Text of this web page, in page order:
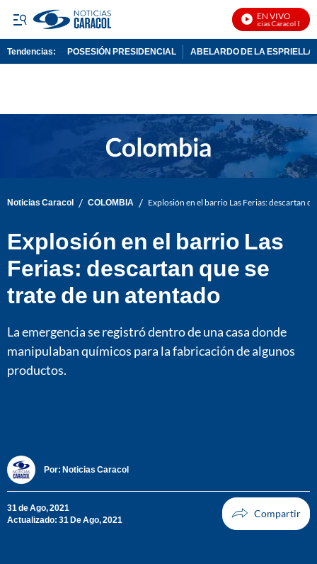
EN VIVO
Noticias Caracol En
Tendencias: POSESIÓN PRESIDENCIAL ABELARDO DE LA ESPRIELLA
Noticias Caracol / COLOMBIA / Explosión en el barrio Las Ferias: descartan
Explosión en el barrio Las
Ferias: descartan que se
trate de un atentado
La emergencia se registró dentro de una casa donde
manipulaban químicos para la fabricación de algunos
productos.
Por: Noticias Caracol
31 de Ago, 2021
Actualizado: 31 De Ago, 2021